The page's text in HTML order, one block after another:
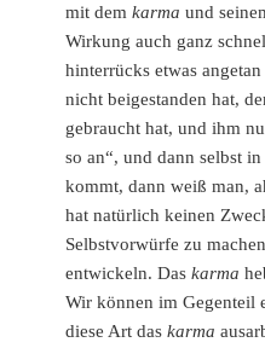
mit demkarma und
Wirkung auch ganz
hinterrücks etwas
nicht beigestanden hat,
gebraucht hat, und ihm
so an“, und dann selbst
kommt, dann weiß man,
hat natürlich keinen
Selbstvorwürfe zu
entwickeln. Daskarma
Wir können im Gegenteil
diese Art daskarma